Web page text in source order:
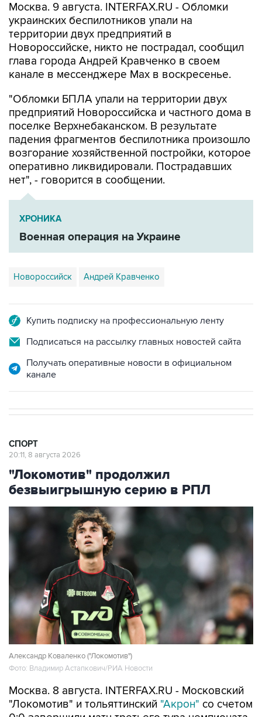
Москва. 9 августа. INTERFAX.RU - Обломки
украинских беспилотников упали на
территории двух предприятий в
Новороссийске, никто не пострадал, сообщил
глава города Андрей Кравченко в своем
канале в мессенджере Max в воскресенье.
"Обломки БПЛА упали на территории двух
предприятий Новороссийска и частного дома в
поселке Верхнебаканском. В результате
падения фрагментов беспилотника произошло
возгорание хозяйственной постройки, которое
оперативно ликвидировали. Пострадавших
нет", - говорится в сообщении.
ХРОНИКА
Военная операция на Украине
Новороссийск Андрей Кравченко
Купить подписку на профессиональную ленту
Подписаться на рассылку главных новостей сайта
Получать оперативные новости в официальном
канале
СПОРТ
20:11, 8 августа 2026
"Локомотив" продолжил
безвыигрышную серию в РПЛ
Александр Коваленко ("Локомотив")
Фото: Владимир Астапкович/РИА Новости
Москва. 8 августа. INTERFAX.RU - Московский
"Локомотив" и тольяттинский "Акрон" со счетом